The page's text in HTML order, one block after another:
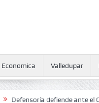
Economica Valledupar
defiende ante el Consejo de